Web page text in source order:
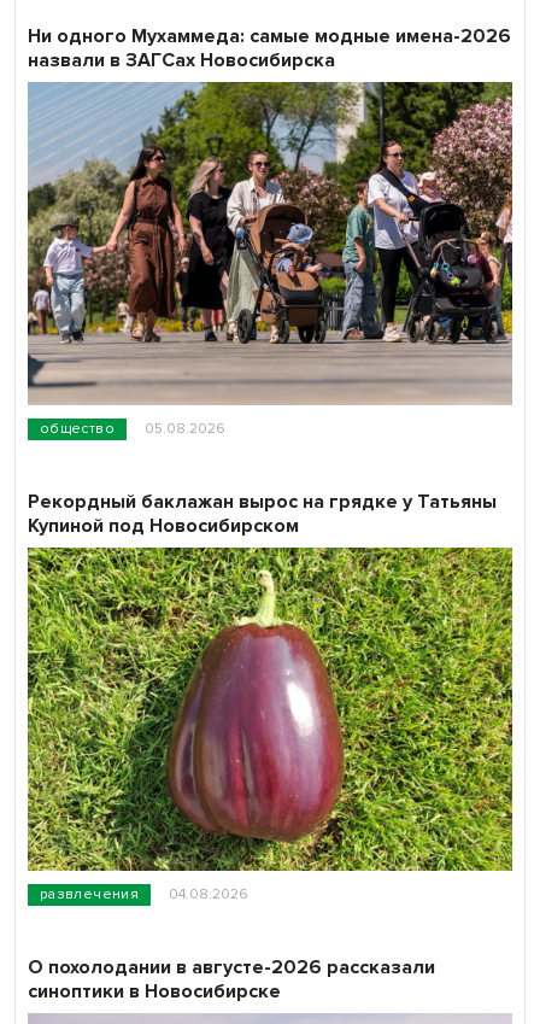
общество 05.08.2026
Ни одного Мухаммеда: самые модные имена-2026
назвали в ЗАГСах Новосибирска
развлечения 04.08.2026
Рекордный баклажан вырос на грядке у Татьяны
Купиной под Новосибирском
О похолодании в августе-2026 рассказали
синоптики в Новосибирске